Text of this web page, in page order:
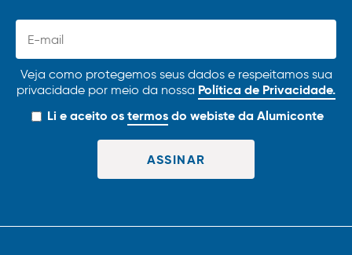
Veja como protegemos seus dados e respeitamos sua
privacidade por meio da nossa Política de Privacidade.
Li e aceito ostermosdo webiste da Alumiconte